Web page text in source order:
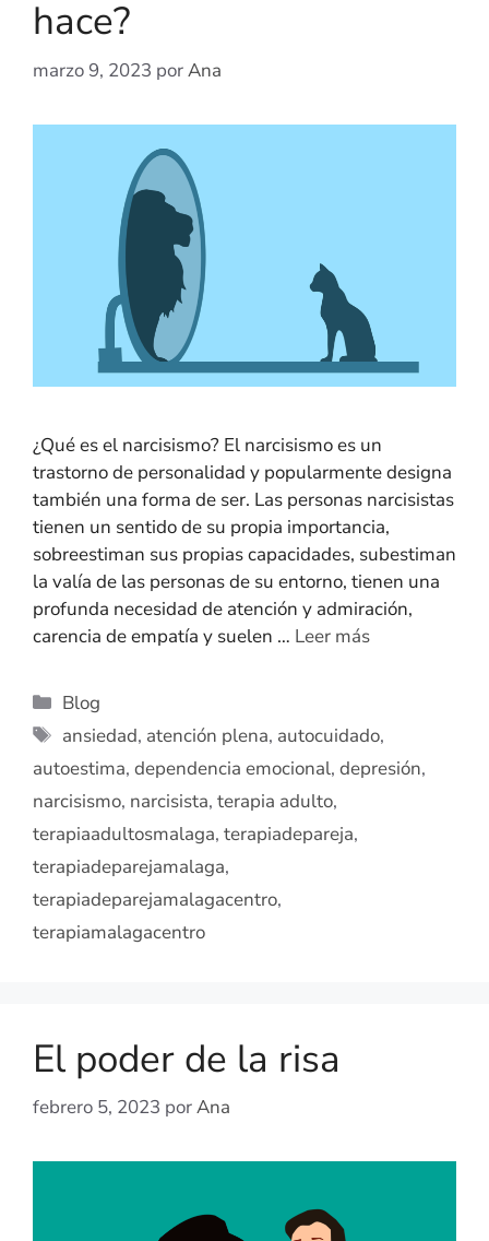
hace?
marzo 9, 2023 porAna
¿Qué es el narcisismo? El narcisismo es un
trastorno de personalidad y popularmente designa
también una forma de ser. Las personas narcisistas
tienen un sentido de su propia importancia,
sobreestiman sus propias capacidades, subestiman
la valía de las personas de su entorno, tienen una
profunda necesidad de atención y admiración,
carencia de empatía y suelen … Leer más
Blog
ansiedad, atención plena, autocuidado,
autoestima, dependencia emocional, depresión,
narcisismo, narcisista, terapia adulto,
terapiaadultosmalaga, terapiadepareja,
terapiadeparejamalaga,
terapiadeparejamalagacentro,
terapiamalagacentro
El poder de la risa
febrero 5, 2023 porAna